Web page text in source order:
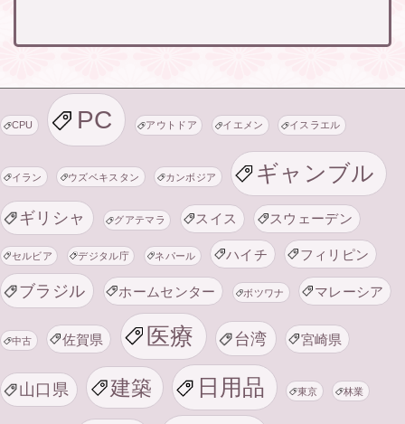
CPU PC アウトドア イエメン イスラエル
イラン ウズベキスタン カンボジア ギャンブル
ギリシャ グアテマラ スイス スウェーデン
セルビア デジタル庁 ネパール ハイチ フィリピン
ブラジル ホームセンター ボツワナ マレーシア
中古 佐賀県 医療 台湾 宮崎県
山口県 建築 日用品 東京 林業